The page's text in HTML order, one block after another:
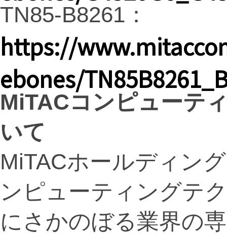
TN85-B8261：
https://
ebones/
MiTACコンピューテ
いて
MiTACホールディン
ンピューティングテ
にさかのぼる業界の